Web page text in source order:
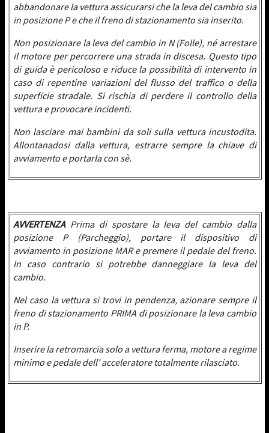
abbandonare la vettura assicurarsi che la leva del cambio sia
in posizione P e che il freno di stazionamento sia inserito.
Non posizionare la leva del cambio in N (Folle), né arrestare
il motore per percorrere una strada in discesa. Questo tipo
di guida è pericoloso e riduce la possibilità di intervento in
caso di repentine variazioni del flusso del traffico o della
superficie stradale. Si rischia di perdere il controllo della
vettura e provocare incidenti.
Non lasciare mai bambini da soli sulla vettura incustodita.
Allontanadosi dalla vettura, estrarre sempre la chiave di
avviamento e portarla con sè.
AVVERTENZAPrima di spostare la leva del cambio dalla
posizione P (Parcheggio), portare il dispositivo di
avviamento in posizione MAR e premere il pedale del freno.
In caso contrario si potrebbe danneggiare la leva del
cambio.
Nel caso la vettura si trovi in pendenza, azionare sempre il
freno di stazionamento PRIMA di posizionare la leva cambio
in P.
Inserire la retromarcia solo a vettura ferma, motore a regime
minimo e pedale dell' acceleratore totalmente rilasciato.